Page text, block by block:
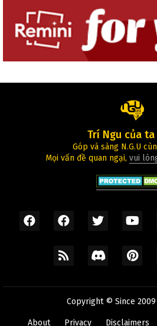
Trí Ngu của ta
Góp và sàng N.G.U
Mọi vấn đề quan ngại, vui
Copyright © Since
About Privacy Disclaimers